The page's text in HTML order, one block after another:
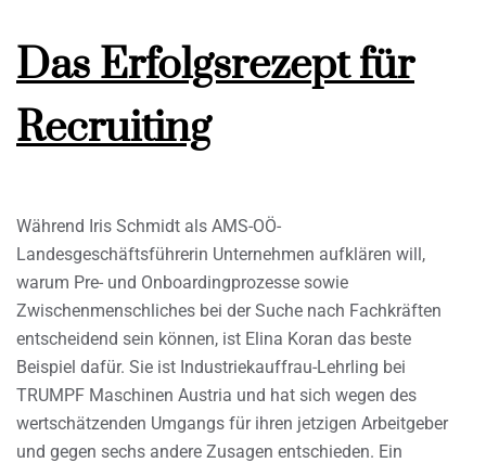
Das Erfolgsrezept für
Recruiting
Während Iris Schmidt als AMS-OÖ-
Landesgeschäftsführerin Unternehmen aufklären will,
warum Pre- und Onboardingprozesse sowie
Zwischenmenschliches bei der Suche nach Fachkräften
entscheidend sein können, ist Elina Koran das beste
Beispiel dafür. Sie ist Industriekauffrau-Lehrling bei
TRUMPF Maschinen Austria und hat sich wegen des
wertschätzenden Umgangs für ihren jetzigen Arbeitgeber
und gegen sechs andere Zusagen entschieden. Ein